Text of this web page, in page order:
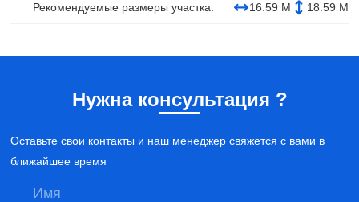
Рекомендуемые размеры участка: 16.59 М 18.59 М
Нужна консультация ?
Оставьте свои контакты и наш менеджер свяжется с вами в
ближайшее время